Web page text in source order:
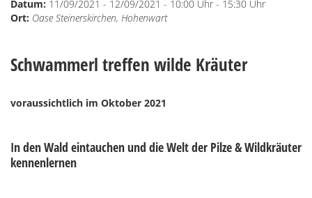
Datum: 11/09/2021 - 12/09/2021 - 10:00 Uhr - 15:30 Uhr
Ort: Oase Steinerskirchen, Hohenwart
Schwammerl treffen wilde Kräuter
voraussichtlich im Oktober 2021
In den Wald eintauchen und die Welt der Pilze & Wildkräuter
kennenlernen